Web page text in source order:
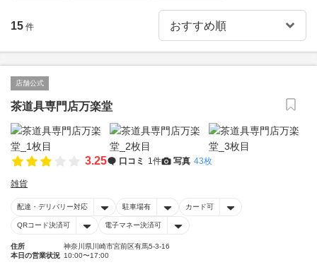
15 件
店舗公式
茶道具専門店万楽堂
3.25 口コミ 1件 写真 43枚
雑貨
配達・デリバリー対応 駐車場有 カード可
QRコード決済可 電子マネー決済可
住所
神奈川県川崎市宮前区有馬5-3-16
本日の営業状況 10:00〜17:00